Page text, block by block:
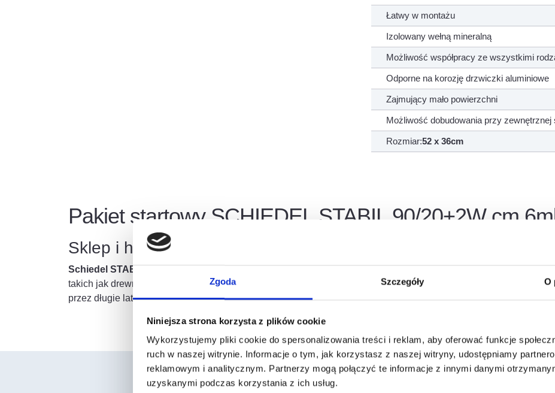
Zgoda Szczegóły O
Niniejsza strona korzysta z plików cookie
Wykorzystujemy pliki cookie do spersonalizowania treści i reklam, aby oferować funkcje
ruch w naszej witrynie. Informacje o tym, jak korzystasz z naszej witryny, udostępniamy
reklamowym i analitycznym. Partnerzy mogą połączyć te informacje z innymi danymi
uzyskanymi podczas korzystania z ich usług.
Łatwy w montażu
Izolowany wełną mineralną
Możliwość współpracy ze wszystkimi
Odporne na korozję drzwiczki aluminiowe
Zajmujący mało powierzchni
Możliwość dobudowania przy zewnętrznej
Rozmiar:52 x 36cm
Pakiet startowy SCHIEDEL STABIL 90/20+2W cm
Sklep i hurtownia budowlana Abakon HB
Schiedel STABIL 20+2W
to nowoczesny, trójwarstwowy system kominowy przeznaczony do odprowadzania
takich jak drewno, węgiel czy pellet. System łączy wysoką trwałość z doskonałymi parametrami izolacyjnymi,
przez długie lata.